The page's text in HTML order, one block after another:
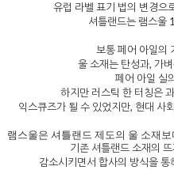
유럽 라벨 표기 법의 변경으
셔틀랜드는 램스울
보통 페어 아일의
울 소재는 탄성과, 가
페어 아일 실
하지만 러스틱 한 터칭은
익스큐즈가 될 수 있었지만, 현대 사
램스울은 셔틀랜드 제도의 울 소재
기존 셔틀랜드 소재의
감소시키면서 합사의 방식을